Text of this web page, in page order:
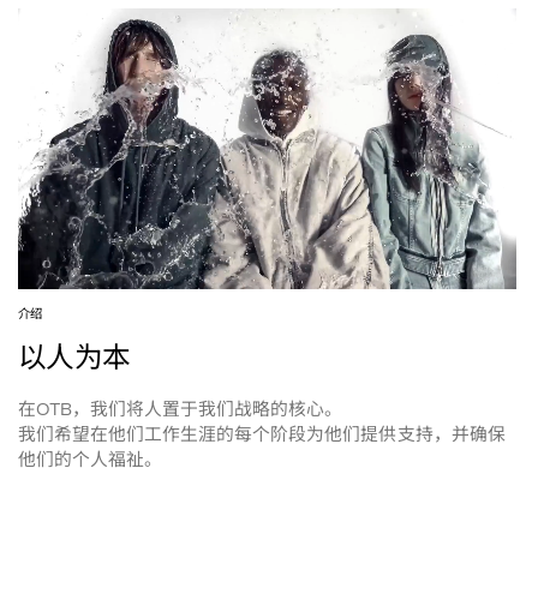
介绍
以人为本
在OTB，我们将人置于我们战略的核心。
我们希望在他们工作生涯的每个阶段为他们提供支持，并确保
他们的个人福祉。